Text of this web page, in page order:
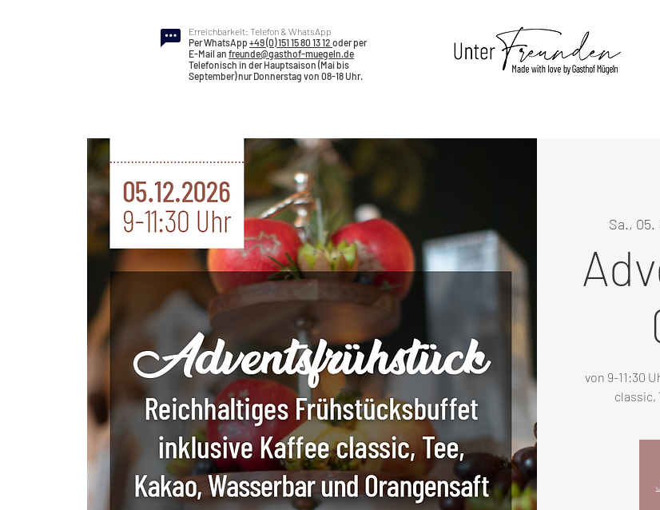
Erreichbarkeit: Telefon & WhatsApp
Per WhatsApp +49 (0) 151 15 80 13 12 oder per
E-Mail an freunde@gasthof-muegeln.de
Telefonisch in der Hauptsaison (Mai bis
September) nur Donnerstag von 08-18 Uhr.
Sa., 05.
von 9-11:30
classic,